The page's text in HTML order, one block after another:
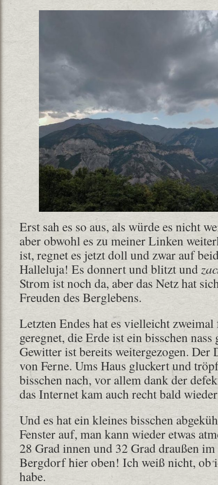
Erst sah es so aus, als würde es nicht
aber obwohl es zu meiner Linken
ist, regnet es jetzt doll und zwar auf
Halleluja! Es donnert und blitzt und
Strom ist noch da, aber das Netz hat
Freuden des Berglebens.
Letzten Endes hat es vielleicht
geregnet, die Erde ist ein bisschen nass
Gewitter ist bereits weitergezogen.
von Ferne. Ums Haus gluckert und
bisschen nach, vor allem dank der
das Internet kam auch recht bald
Und es hat ein kleines bisschen
Fenster auf, man kann wieder etwas
28 Grad innen und 32 Grad draußen
Bergdorf hier oben! Ich weiß nicht, ob
habe.